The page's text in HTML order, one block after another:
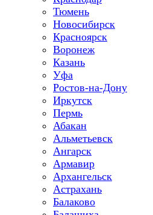
Тюмень
Новосибирск
Красноярск
Воронеж
Казань
Уфа
Ростов-на-Дону
Иркутск
Пермь
Абакан
Альметьевск
Ангарск
Армавир
Архангельск
Астрахань
Балаково